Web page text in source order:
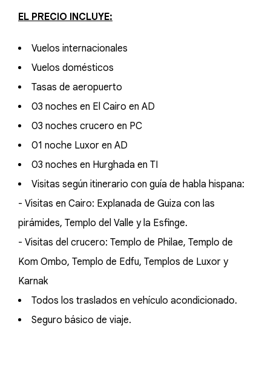
EL PRECIO INCLUYE:
Vuelos internacionales
Vuelos domésticos
Tasas de aeropuerto
03 noches en El Cairo en AD
03 noches crucero en PC
01 noche Luxor en AD
03 noches en Hurghada en TI
Visitas según itinerario con guía de habla hispana:
- Visitas en Cairo: Explanada de Guiza con las
pirámides, Templo del Valle y la Esfinge.
- Visitas del crucero: Templo de Philae, Templo de
Kom Ombo, Templo de Edfu, Templos de Luxor y
Karnak
Todos los traslados en vehículo acondicionado.
Seguro básico de viaje.